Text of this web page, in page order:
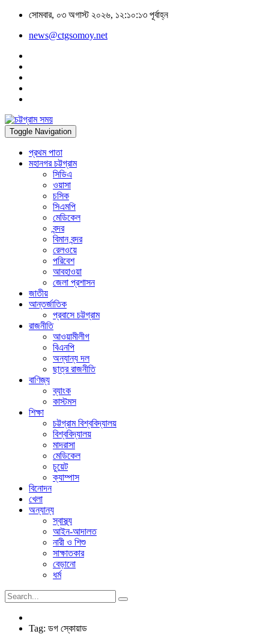
সোমবার, ০৩ অগাস্ট ২০২৬, ১২:১০:১৩ পূর্বাহ্ন
news@ctgsomoy.net
Toggle Navigation
প্রথম পাতা
মহানগর চট্টগ্রাম
সিডিএ
ওয়াসা
চসিক
সিএমপি
মেডিকেল
বন্দর
বিমান বন্দর
রেলওয়ে
পরিবেশ
আবহাওয়া
জেলা প্রশাসন
জাতীয়
আন্তর্জাতিক
প্রবাসে চট্টগ্রাম
রাজনীতি
আওয়ামীলীগ
বিএনপি
অন্যান্য দল
ছাত্র রাজনীতি
বাণিজ্য
ব্যাংক
কাস্টমস
শিক্ষা
চট্টগ্রাম বিশ্ববিদ্যালয়
বিশ্ববিদ্যালয়
মাদরাসা
মেডিকেল
চুয়েট
ক্যাম্পাস
বিনোদন
খেলা
অন্যান্য
স্বাস্থ্য
আইন-আদালত
নারী ও শিশু
সাক্ষাতকার
বেড়ানো
ধর্ম
Tag: ডগ স্কোয়াড